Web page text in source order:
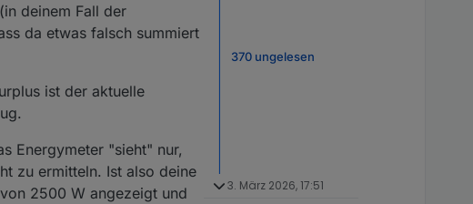
mir hin und her!?!?
deinem Fall der
da etwas falsch summiert
ist der aktuelle
Energymeter "sieht" nur,
zu ermitteln. Ist also deine
2500 W angezeigt und
370 ungelesen
3. März 2026, 17:51